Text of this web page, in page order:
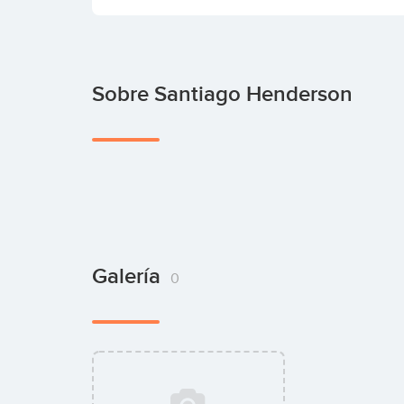
Sobre Santiago Henderson
Galería 0